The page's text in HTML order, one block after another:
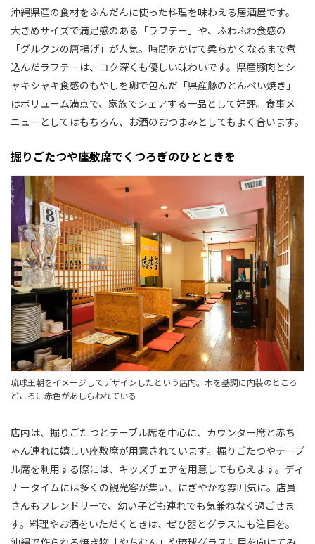
沖縄県産の食材をふんだんに使った料理を味わえる居酒屋です。
大きめサイズで満足感のある「ラフテー」や、ふわふわ食感の
「グルクンの唐揚げ」が人気。時間をかけて柔らかくなるまで煮
込んだラフテーは、コク深くも優しい味わいです。県産豚肉とシ
ャキシャキ食感のもやしを卵で包んだ「県産豚のとんぺい焼き」
はボリューム満点で、家族でシェアする一品として好評。食事メ
ニューとしてはもちろん、お酒のおつまみとしてもよく合います。
掘りごたつや座敷席でくつろぎのひとときを
琉球王朝をイメージしてデザインしたという店内。木を基調に内装のところ
どころに赤色があしらわれている
店内は、掘りごたつとテーブル席を中心に、カウンター席と赤ち
ゃん連れに嬉しい座敷席が用意されています。掘りごたつやテーブ
ル席を利用する際には、キッズチェアを用意してもらえます。ディ
ナータイムには多くの観光客が集い、にぎやかな雰囲気に。店員
さんもフレンドリーで、幼い子ども連れでも気兼ねなく過ごせま
す。料理やお酒をいただくときは、ぜひ器とグラスにも注目を。